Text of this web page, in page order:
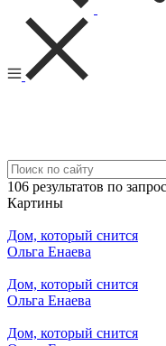
106 результатов по
Картины
Дом, который снится
Ольга Енаева
Дом, который снится
Ольга Енаева
Дом, который снится